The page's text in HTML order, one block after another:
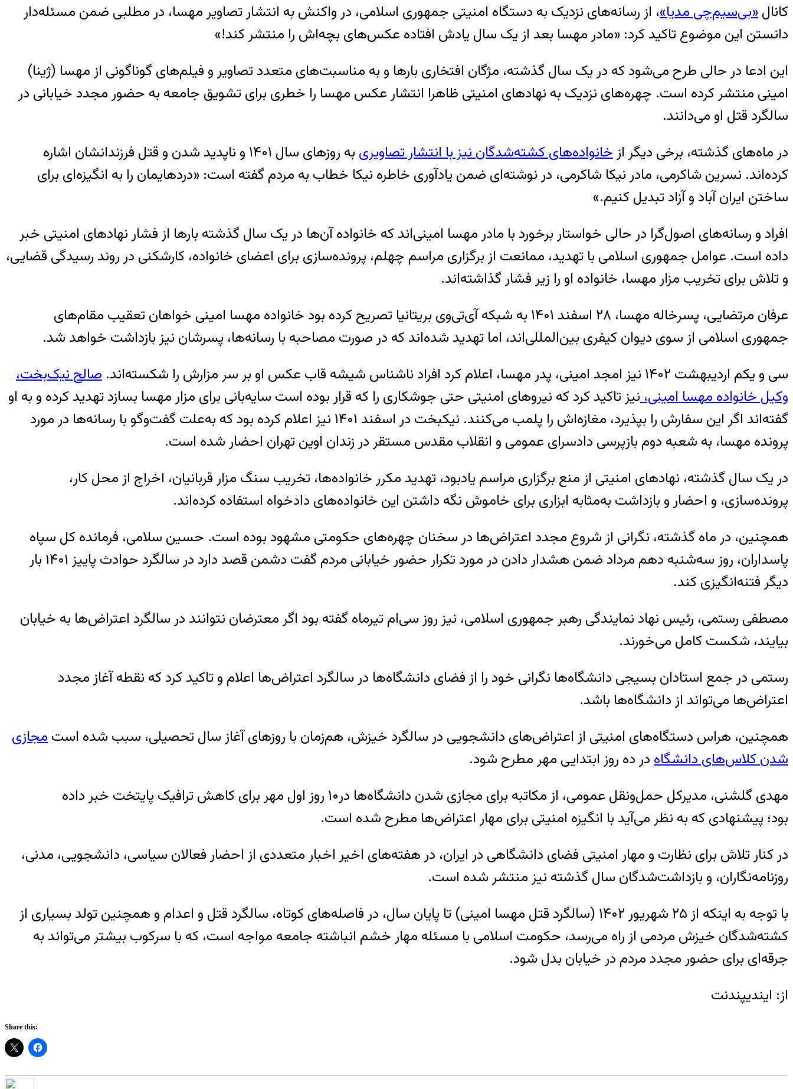
کانال«بی‌سیم‌چی مدیا»، از رسانه‌های نزدیک به دستگاه امنیتی جمهوری اسلامی، در واکنش به انتشار تصاویر مهسا، در مطلبی ضمن مسئله‌دار
دانستن این موضوع تاکید کرد: «مادر مهسا بعد از یک سال یادش افتاده عکس‌های بچه‌اش را منتشر کند!»
این ادعا در حالی طرح می‌شود که در یک سال گذشته، مژگان افتخاری بارها و به مناسبت‌های متعدد تصاویر و فیلم‌های گوناگونی از مهسا (ژینا)
امینی منتشر کرده است. چهره‌های نزدیک به نهادهای امنیتی ظاهرا انتشار عکس مهسا را خطری برای تشویق جامعه به حضور مجدد خیابانی در
سالگرد قتل او می‌دانند.
در ماه‌های گذشته، برخی دیگر ازخانواده‌های کشته‌شدگان نیز با انتشار تصاویری
به روزهای سال ۱۴۰۱ و ناپدید شدن و قتل فرزندانشان اشاره
کرده‌اند. نسرین شاکرمی، مادر نیکا شاکرمی، در نوشته‌ای ضمن یادآوری خاطره نیکا خطاب به مردم گفته است: «دردهایمان را به انگیزه‌ای برای
ساختن ایران آباد و آزاد تبدیل کنیم.»
افراد و رسانه‌های اصول‌گرا در حالی خواستار برخورد با مادر مهسا امینی‌اند که خانواده آن‌ها در یک سال گذشته بارها از فشار نهادهای امنیتی خبر
داده‌ است. عوامل جمهوری اسلامی با تهدید، ممانعت از برگزاری مراسم چهلم، پرونده‌سازی برای اعضای خانواده، کارشکنی در روند رسیدگی قضایی،
و تلاش برای تخریب مزار مهسا، خانواده او را زیر فشار گذاشته‌اند.
عرفان مرتضایی، پسرخاله مهسا، ۲۸ اسفند ۱۴۰۱ به شبکه آی‌تی‌وی بریتانیا تصریح کرده بود خانواده مهسا امینی خواهان تعقیب مقام‌های
جمهوری اسلامی از سوی دیوان کیفری بین‌المللی‌اند، اما تهدید شده‌اند که در صورت مصاحبه با رسانه‌ها، پسرشان نیز بازداشت خواهد شد.
سی و یکم اردیبهشت ۱۴۰۲ نیز امجد امینی، پدر مهسا، اعلام کرد افراد ناشناس شیشه قاب عکس او بر سر مزارش را شکسته‌اند.
صالح نیک‌بخت،
وکیل خانواده مهسا امینی،نیز تاکید کرد که نیروهای امنیتی حتی جوشکاری را که قرار بوده است سایه‌بانی برای مزار مهسا بسازد تهدید کرده و به او
گفته‌اند اگر این سفارش را بپذیرد، مغازه‌اش را پلمب می‌کنند. نیکبخت در اسفند ۱۴۰۱ نیز اعلام کرده بود که به‌علت گفت‌وگو با رسانه‌ها در مورد
پرونده مهسا، به شعبه دوم بازپرسی دادسرای عمومی و انقلاب مقدس مستقر در زندان اوین تهران احضار شده است.
در یک سال گذشته، نهادهای امنیتی از منع برگزاری مراسم یادبود، تهدید مکرر خانواده‌ها، تخریب سنگ مزار قربانیان، اخراج از محل کار،
پرونده‌سازی، و احضار و بازداشت به‌مثابه ابزاری برای خاموش نگه داشتن این خانواده‌های دادخواه استفاده‌ کرده‌اند.
همچنین، در ماه‌ گذشته‌، نگرانی از شروع مجدد اعتراض‌ها در سخنان چهره‌های حکومتی مشهود بوده است. حسین سلامی، فرمانده کل سپاه
پاسداران، روز سه‌شنبه دهم مرداد ضمن هشدار دادن در مورد تکرار حضور خیابانی مردم گفت دشمن قصد دارد در سالگرد حوادث پاییز ۱۴۰۱ بار
دیگر فتنه‌انگیزی کند.
مصطفی رستمی، رئیس نهاد نمایندگی رهبر جمهوری اسلامی، نیز روز سی‌ام تیرماه گفته بود اگر معترضان نتوانند در سالگرد اعتراض‌ها به خیابان
بیایند، شکست کامل می‌خورند.
رستمی در جمع استادان بسیجی دانشگاه‌ها نگرانی خود را از فضای دانشگاه‌ها در سالگرد اعتراض‌ها اعلام و تاکید کرد که نقطه آغاز مجدد
اعتراض‌ها می‌تواند از دانشگاه‌ها باشد.
همچنین، هراس دستگاه‌های امنیتی از اعتراض‌های دانشجویی در سالگرد خیزش، هم‌زمان با روزهای آغاز سال تحصیلی، سبب شده استمجازی‌
شدن کلاس‌های دانشگاهدر ده روز ابتدایی مهر مطرح شود.
مهدی گلشنی، مدیرکل حمل‌ونقل عمومی، از مکاتبه برای مجازی شدن دانشگاه‌ها در۱۰ روز اول مهر برای کاهش ترافیک پایتخت خبر داده
بود؛ پیشنهادی که به نظر می‌آید با انگیزه‌ امنیتی برای مهار اعتراض‌ها مطرح شده است.
در کنار تلاش برای نظارت و مهار امنیتی فضای دانشگاهی در ایران، در هفته‌های اخیر اخبار متعددی از احضار فعالان سیاسی، دانشجویی، مدنی،
روزنامه‌نگاران، و بازداشت‌شدگان سال گذشته نیز منتشر شده است.
با توجه‌ به اینکه از ۲۵ شهریور ۱۴۰۲ (سالگرد قتل مهسا امینی) تا پایان سال، در فاصله‌های کوتاه، سالگرد قتل و اعدام و همچنین تولد بسیاری از
کشته‌شدگان خیزش مردمی از راه می‌رسد، حکومت اسلامی با مسئله مهار خشم انباشته جامعه مواجه است، که با سرکوب بیشتر می‌تواند به
جرقه‌ای برای حضور مجدد مردم در خیابان بدل شود.
از: ایندیپندنت
Share this: